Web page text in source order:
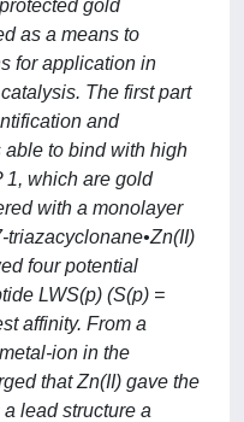
gold
as a means to
for application in
The first part
and
to bind with high
1, which are gold
with a monolayer
four potential
LWS(p) (S(p) =
affinity. From a
ion in the
that Zn(II) gave the
lead structure a